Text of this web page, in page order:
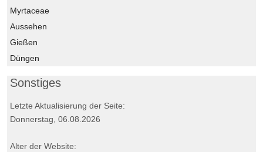
Myrtaceae
Aussehen
Gießen
Düngen
Sonstiges
Letzte Aktualisierung der Seite:
Donnerstag, 06.08.2026
Alter der Website: